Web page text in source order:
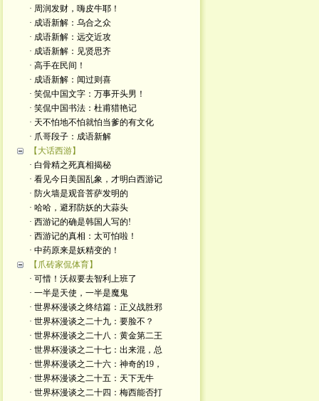
· 周润发财，嗨皮牛耶！
· 成语新解：乌合之众
· 成语新解：远交近攻
· 成语新解：见贤思齐
· 高手在民间！
· 成语新解：闻过则喜
· 笑侃中国文字：万事开头男！
· 笑侃中国书法：杜甫猎艳记
· 天不怕地不怕就怕当爹的有文化
· 爪哥段子：成语新解
【大话西游】
· 白骨精之死真相揭秘
· 看见今日美国乱象，才明白西游记
· 防火墙是观音菩萨发明的
· 哈哈，避邪防妖的大蒜头
· 西游记的确是韩国人写的!
· 西游记的真相：太可怕啦！
· 中药原来是妖精变的！
【爪砖家侃体育】
· 可惜！沃叔要去智利上班了
· 一半是天使，一半是魔鬼
· 世界杯漫谈之终结篇：正义战胜邪
· 世界杯漫谈之二十九：要脸不？
· 世界杯漫谈之二十八：黄金第二王
· 世界杯漫谈之二十七：出来混，总
· 世界杯漫谈之二十六：神奇的19，
· 世界杯漫谈之二十五：天下无牛
· 世界杯漫谈之二十四：梅西能否打